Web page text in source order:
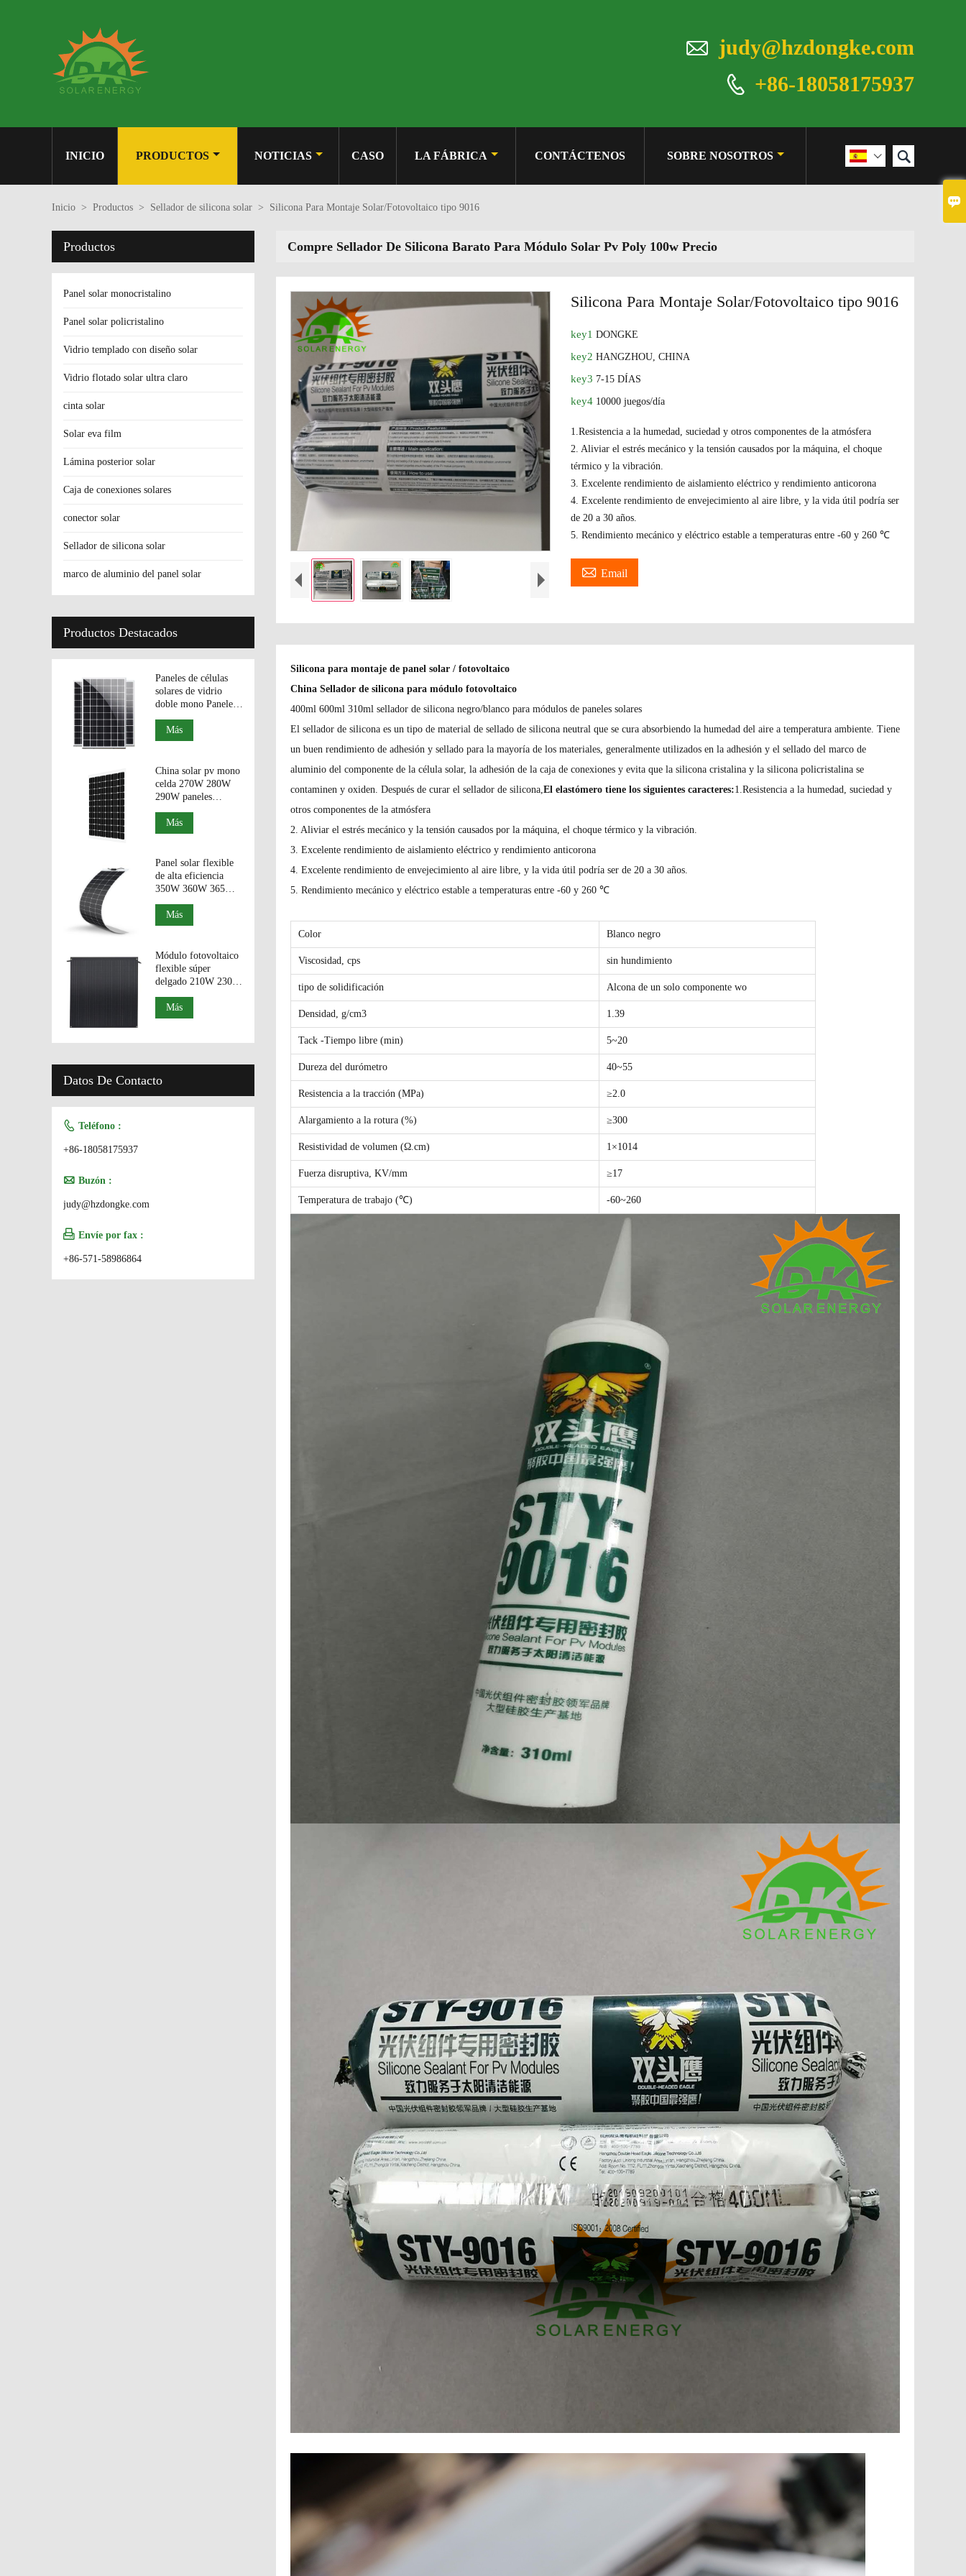

 judy@hzdongke.com
 +86-18058175937
 
INICIO PRODUCTOS NOTICIAS CASO LA FÁBRICA CONTÁCTENOS SOBRE NOSOTROS
Inicio > Productos > Sellador de silicona solar > Silicona Para Montaje Solar/Fotovoltaico tipo 9016
Compre Sellador De Silicona Barato Para Módulo Solar Pv Poly 100w Precio
Silicona Para Montaje Solar/Fotovoltaico tipo 9016
key1DONGKE
key2HANGZHOU, CHINA
key3 7-15 DÍAS
key4 10000 juegos/día
1.Resistencia a la humedad, suciedad y otros componentes de la atmósfera
2. Aliviar el estrés mecánico y la tensión causados ​​por la máquina, el choque
térmico y la vibración.
3. Excelente rendimiento de aislamiento eléctrico y rendimiento anticorona
4. Excelente rendimiento de envejecimiento al aire libre, y la vida útil podría ser
de 20 a 30 años.
5. Rendimiento mecánico y eléctrico estable a temperaturas entre -60 y 260 ℃
 Email
Silicona para montaje de panel solar / fotovoltaico
China Sellador de silicona para módulo fotovoltaico
400ml 600ml 310ml sellador de silicona negro/blanco para módulos de paneles solares
El sellador de silicona es un tipo de material de sellado de silicona neutral que se cura absorbiendo la humedad del aire a temperatura ambiente. Tiene
un buen rendimiento de adhesión y sellado para la mayoría de los materiales, generalmente utilizados en la adhesión y el sellado del marco de
aluminio del componente de la célula solar, la adhesión de la caja de conexiones y evita que la silicona cristalina y la silicona policristalina se
contaminen y oxiden. Después de curar el sellador de silicona,El elastómero tiene los siguientes caracteres:1.Resistencia a la humedad, suciedad y
otros componentes de la atmósfera
2. Aliviar el estrés mecánico y la tensión causados ​​por la máquina, el choque térmico y la vibración.
3. Excelente rendimiento de aislamiento eléctrico y rendimiento anticorona
4. Excelente rendimiento de envejecimiento al aire libre, y la vida útil podría ser de 20 a 30 años.
5. Rendimiento mecánico y eléctrico estable a temperaturas entre -60 y 260 ℃
Color Blanco negro
Viscosidad, cps sin hundimiento
tipo de solidificación Alcona de un solo componente wo
Densidad, g/cm3 1.39
Tack -Tiempo libre (min) 5~20
Dureza del durómetro 40~55
Resistencia a la tracción (MPa) ≥2.0
Alargamiento a la rotura (%) ≥300
Resistividad de volumen (Ω.cm) 1×1014
Fuerza disruptiva, KV/mm ≥17
Temperatura de trabajo (℃) -60~260
Productos
Panel solar monocristalino
Panel solar policristalino
Vidrio templado con diseño solar
Vidrio flotado solar ultra claro
cinta solar
Solar eva film
Lámina posterior solar
Caja de conexiones solares
conector solar
Sellador de silicona solar
marco de aluminio del panel solar
Productos Destacados
Paneles de células
solares de vidrio
doble mono Paneles
bifaciales Módulos
fotovoláticos de
330W 340W 350W.
Más
China solar pv mono
celda 270W 280W
290W paneles
fotovoltaicos de
vidrio doble.
Más
Panel solar flexible
de alta eficiencia
350W 360W 365W
370W 375W de
China
Más
Módulo fotovoltaico
flexible súper
delgado 210W 230W
alta eficiencia
Más
Datos De Contacto
 Teléfono :
+86-18058175937
 Buzón :
judy@hzdongke.com
 Envíe por fax :
+86-571-58986864